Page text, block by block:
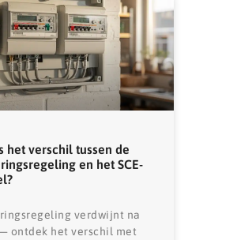
het verschil tussen de
en het SCE-
verdwijnt na
ontdek het verschil met